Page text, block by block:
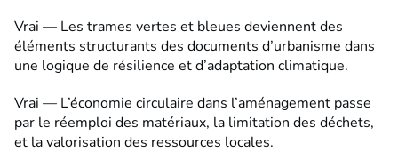
Vrai — Les trames vertes et bleues deviennent des
éléments structurants des documents d’urbanisme dans
une logique de résilience et d’adaptation climatique.
Vrai — L’économie circulaire dans l’aménagement passe
par le réemploi des matériaux, la limitation des déchets,
et la valorisation des ressources locales.